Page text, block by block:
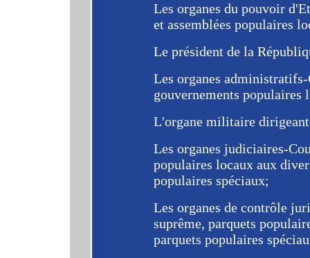
Les organes du pouvoir
et assemblées populaires
Le président de la
Les organes
gouvernements populaires
L'organe militaire
Les organes judiciaires-
populaires locaux aux
populaires spéciaux;
Les organes de contrôle
suprême, parquets
parquets populaires